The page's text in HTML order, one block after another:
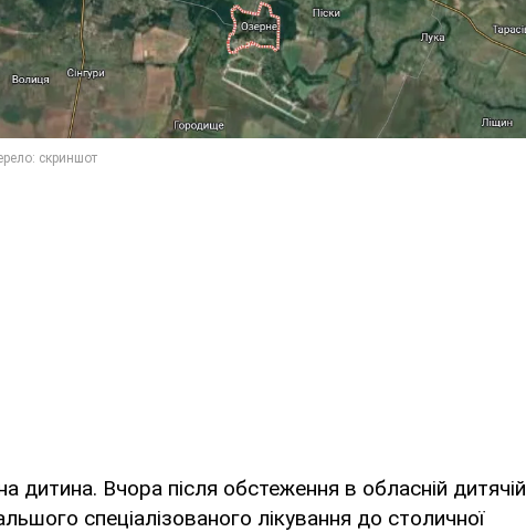
дитина. Вчора після обстеження в обласній дитячій
спеціалізованого лікування до столичної